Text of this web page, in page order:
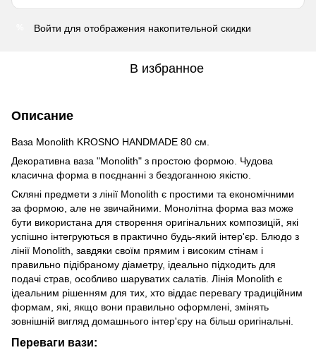
Войти для отображения накопительной скидки
В избранное
Описание
Ваза Monolith KROSNO HANDMADE 80 см.
Декоративна ваза "Monolith" з простою формою. Чудова
класична форма в поєднанні з бездоганною якістю.
Скляні предмети з лінії Monolith є простими та економічними
за формою, але не звичайними. Монолітна форма ваз може
бути використана для створення оригінальних композицій, які
успішно інтегруються в практично будь-який інтер'єр. Блюдо з
лінії Monolith, завдяки своїм прямим і високим стінам і
правильно підібраному діаметру, ідеально підходить для
подачі страв, особливо шаруватих салатів. Лінія Monolith є
ідеальним рішенням для тих, хто віддає перевагу традиційним
формам, які, якщо вони правильно оформлені, змінять
зовнішній вигляд домашнього інтер'єру на більш оригінальні.
Переваги вази: